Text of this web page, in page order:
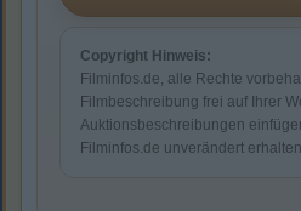
Copyright Hinweis:
Filminfos.de, alle Rechte
Filmbeschreibung frei auf Ihrer
Auktionsbeschreibungen
Filminfos.de unverändert